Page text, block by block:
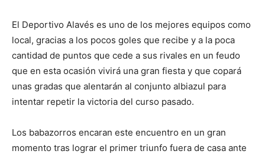
El Deportivo Alavés es uno de los mejores equipos como
local, gracias a los pocos goles que recibe y a la poca
cantidad de puntos que cede a sus rivales en un feudo
que en esta ocasión vivirá una gran fiesta y que copará
unas gradas que alentarán al conjunto albiazul para
intentar repetir la victoria del curso pasado.
Los babazorros encaran este encuentro en un gran
momento tras lograr el primer triunfo fuera de casa ante